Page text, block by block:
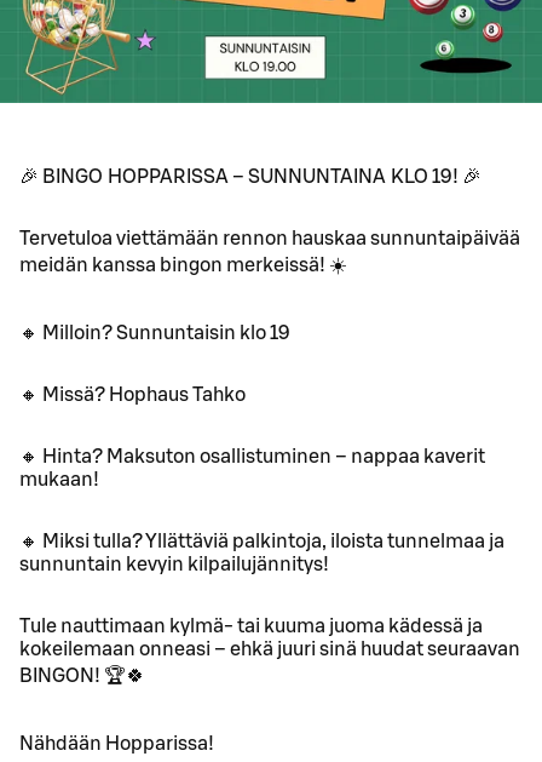
🎉 BINGO HOPPARISSA – SUNNUNTAINA KLO 19! 🎉
Tervetuloa viettämään rennon hauskaa sunnuntaipäivää
meidän kanssa bingon merkeissä! ☀️
🔸 Milloin? Sunnuntaisin klo 19
🔸 Missä? Hophaus Tahko
🔸 Hinta? Maksuton osallistuminen – nappaa kaverit
mukaan!
🔸 Miksi tulla? Yllättäviä palkintoja, iloista tunnelmaa ja
sunnuntain kevyin kilpailujännitys!
Tule nauttimaan kylmä- tai kuuma juoma kädessä ja
kokeilemaan onneasi – ehkä juuri sinä huudat seuraavan
BINGON! 🏆🍀
Nähdään Hopparissa!